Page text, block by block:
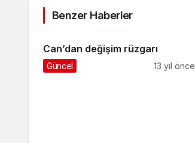
Benzer Haberler
Can’dan değişim rüzgarı
Güncel 13 yıl önce